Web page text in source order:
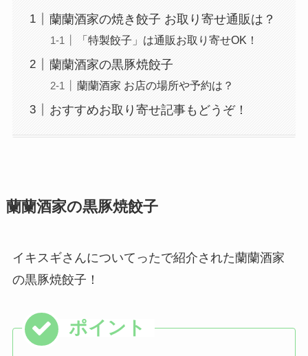
蘭蘭酒家の焼き餃子 お取り寄せ通販は？
「特製餃子」は通販お取り寄せOK！
蘭蘭酒家の黒豚焼餃子
蘭蘭酒家 お店の場所や予約は？
おすすめお取り寄せ記事もどうぞ！
蘭蘭酒家の黒豚焼餃子
イキスギさんについてったで紹介された蘭蘭酒家
の黒豚焼餃子！